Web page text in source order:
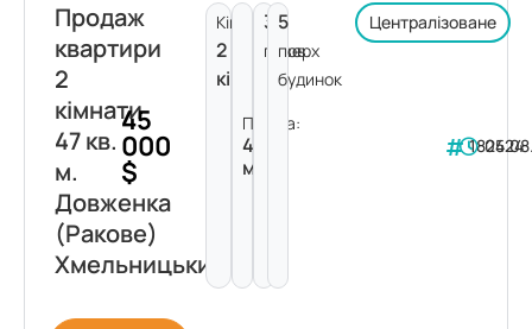
Продаж
квартири
2
кімнати
47 кв.
м.
Довженка
(Ракове)
Хмельницький
45
000
$
Кімнат:
2
кімнати
Площа:
47
м²
3
поверх
5
пов.
будинок
Централізоване
182424